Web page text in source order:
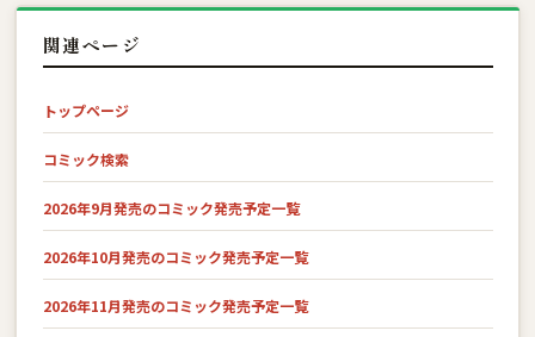
関連ページ
トップページ
コミック検索
2026年9月発売のコミック発売予定一覧
2026年10月発売のコミック発売予定一覧
2026年11月発売のコミック発売予定一覧